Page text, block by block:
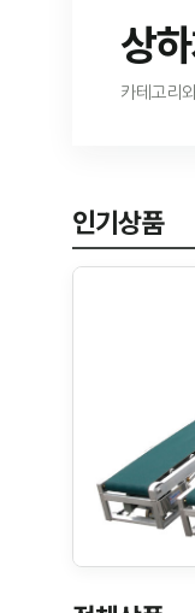
상
카테고리
인기상품